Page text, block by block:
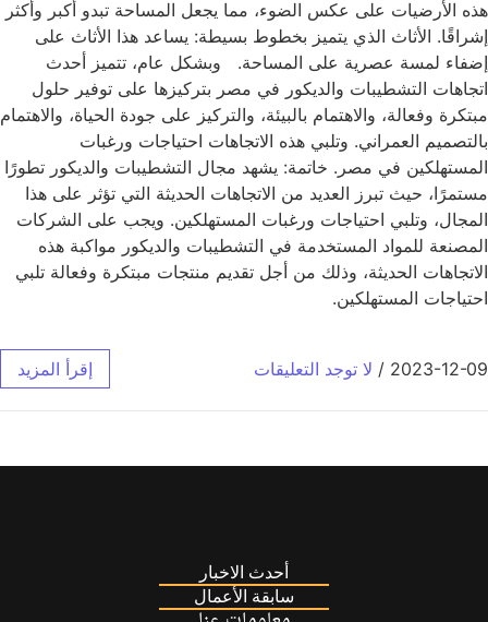
هذه الأرضيات على عكس الضوء، مما يجعل المساحة تبدو أكبر وأكثر
إشراقًا. الأثاث الذي يتميز بخطوط بسيطة: يساعد هذا الأثاث على
إضفاء لمسة عصرية على المساحة. وبشكل عام، تتميز أحدث
اتجاهات التشطيبات والديكور في مصر بتركيزها على توفير حلول
مبتكرة وفعالة، والاهتمام بالبيئة، والتركيز على جودة الحياة، والاهتمام
بالتصميم العمراني. وتلبي هذه الاتجاهات احتياجات ورغبات
المستهلكين في مصر. خاتمة: يشهد مجال التشطيبات والديكور تطورًا
مستمرًا، حيث تبرز العديد من الاتجاهات الحديثة التي تؤثر على هذا
المجال، وتلبي احتياجات ورغبات المستهلكين. ويجب على الشركات
المصنعة للمواد المستخدمة في التشطيبات والديكور مواكبة هذه
الاتجاهات الحديثة، وذلك من أجل تقديم منتجات مبتكرة وفعالة تلبي
احتياجات المستهلكين.
2023-12-09
/ لا توجد التعليقات إقرأ المزيد
أحدث الاخبار
سابقة الأعمال